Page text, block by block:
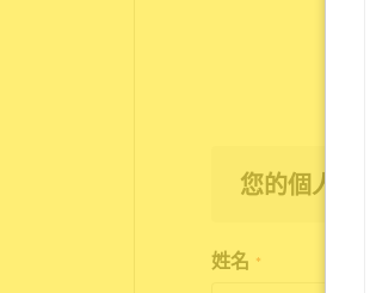
您的個人資訊
姓名 *